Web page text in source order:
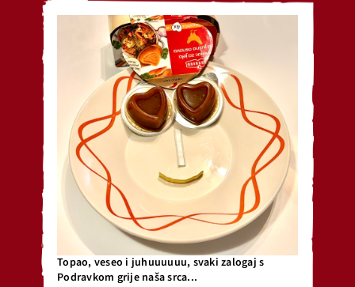
Topao, veseo i juhuuuuuu, svaki zalogaj s
Podravkom grije naša srca...